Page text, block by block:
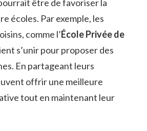
être de favoriser la
écoles. Par exemple, les
comme l’École Privée de
s’unir pour proposer des
En partageant leurs
offrir une meilleure
tout en maintenant leur